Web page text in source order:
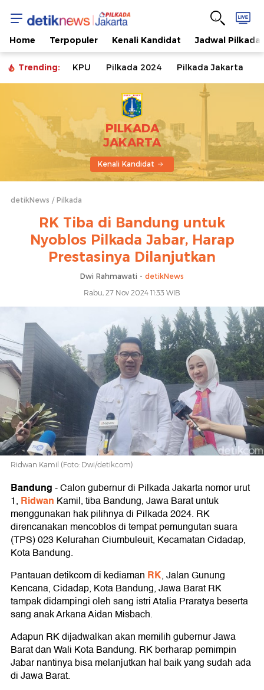
Home Terpopuler Kenali Kandidat Jadwal Pilkada
Trending: KPU Pilkada 2024 Pilkada Jakarta
PILKADA
JAKARTA
Kenali Kandidat
detikNews Pilkada
RK Tiba di Bandung untuk
Nyoblos Pilkada Jabar, Harap
Prestasinya Dilanjutkan
Dwi Rahmawati - detikNews
Rabu, 27 Nov 2024 11:33 WIB
Ridwan Kamil (Foto: Dwi/detikcom)
Bandung-Calon gubernur di Pilkada Jakarta nomor urut
1, Ridwan Kamil, tiba Bandung, Jawa Barat untuk
menggunakan hak pilihnya di Pilkada 2024. RK
direncanakan mencoblos di tempat pemungutan suara
(TPS) 023 Kelurahan Ciumbuleuit, Kecamatan Cidadap,
Kota Bandung.
Pantauan detikcom di kediaman RK, Jalan Gunung
Kencana, Cidadap, Kota Bandung, Jawa Barat RK
tampak didampingi oleh sang istri Atalia Praratya beserta
sang anak Arkana Aidan Misbach.
Adapun RK dijadwalkan akan memilih gubernur Jawa
Barat dan Wali Kota Bandung. RK berharap pemimpin
Jabar nantinya bisa melanjutkan hal baik yang sudah ada
di Jawa Barat.